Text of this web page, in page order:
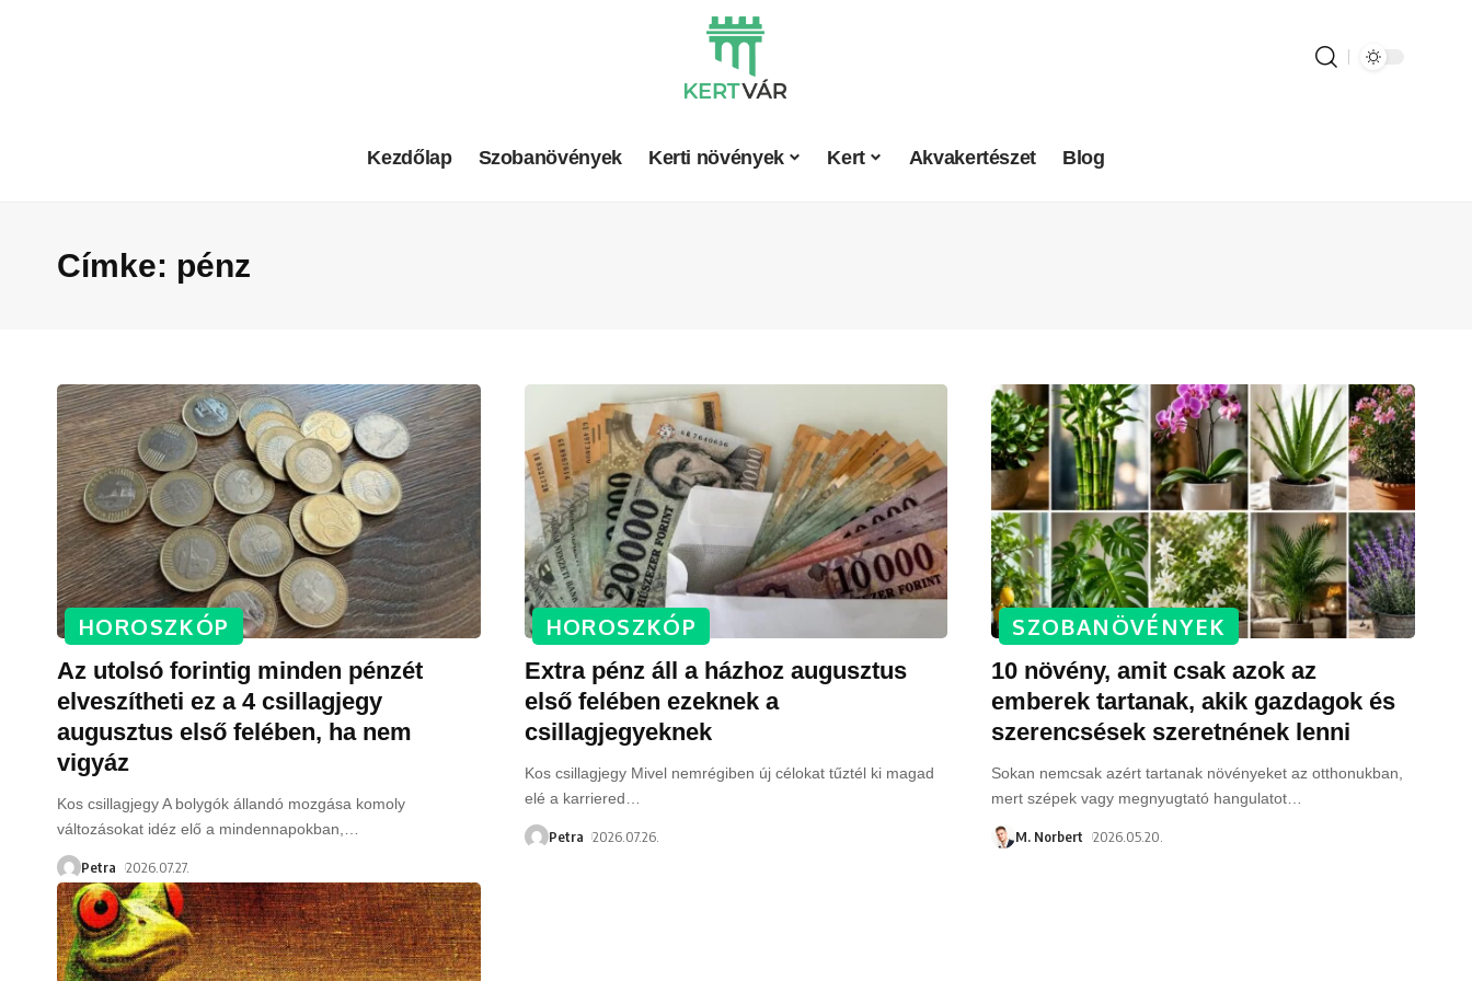
Kezdőlap Szobanövények Kerti növények Kert Akvakertészet Blog
Címke: pénz
HOROSZKÓP
Az utolsó forintig minden pénzét
elveszítheti ez a 4 csillagjegy
augusztus első felében, ha nem
vigyáz
Kos csillagjegy A bolygók állandó mozgása komoly
változásokat idéz elő a mindennapokban,
Petra 2026.07.27.
HOROSZKÓP
Extra pénz áll a házhoz augusztus
első felében ezeknek a
csillagjegyeknek
Kos csillagjegy Mivel nemrégiben új célokat tűztél ki magad
elé a karriered
Petra 2026.07.26.
SZOBANÖVÉNYEK
10 növény, amit csak azok az
emberek tartanak, akik gazdagok és
szerencsések szeretnének lenni
Sokan nemcsak azért tartanak növényeket az otthonukban,
mert szépek vagy megnyugtató hangulatot
M. Norbert 2026.05.20.